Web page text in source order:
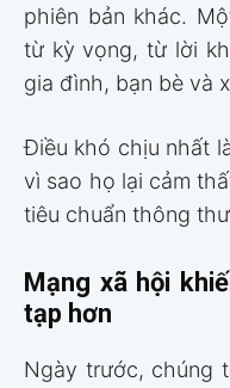
phiên bản khác.
từ kỳ vọng, từ lời
gia đình, bạn bè và
Điều khó chịu nhất
vì sao họ lại cảm
tiêu chuẩn thông
Mạng xã hội
tạp hơn
Ngày trước, chúng